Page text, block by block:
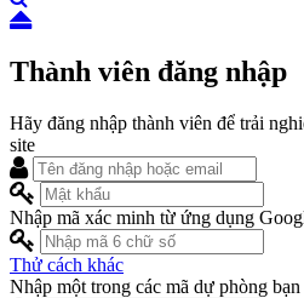
Thành viên đăng nhập
Hãy đăng nhập thành viên để trải
site
Nhập mã xác minh từ ứng dụng
Thử cách khác
Nhập một trong các mã dự phòng